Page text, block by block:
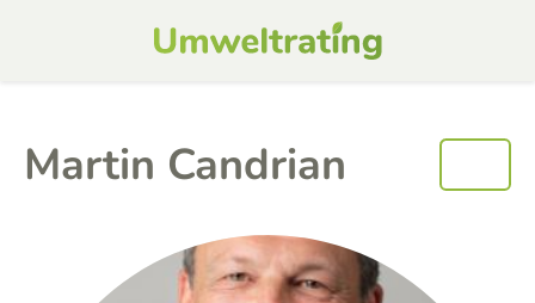
Martin Candrian